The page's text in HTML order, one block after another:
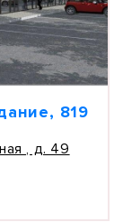
819
, д. 49